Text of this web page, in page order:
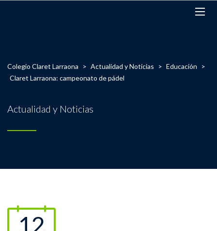
Colegio Claret Larraona > Actualidad y Noticias > Educación
>
Claret Larraona: campeonato de pádel
Actualidad y Noticias
12